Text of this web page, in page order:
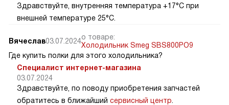
Здравствуйте, внутренняя температура +17°C при
внешней температуре 25°C.
Вячеслав03.07.2024о товаре:
Холодильник Smeg SBS800PO9
Где купить полки для этого холодильника?
Специалист интернет-магазина
03.07.2024
Здравствуйте, по поводу приобретения запчастей
обратитесь в ближайший сервисный центр